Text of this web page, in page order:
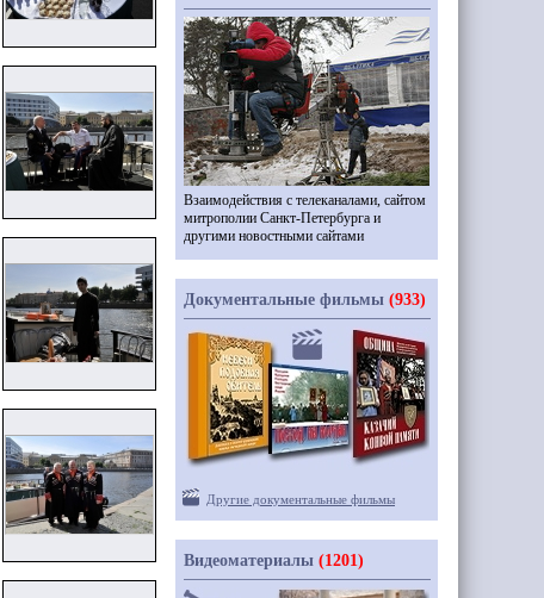
Взаимодействия с телеканалами, сайтом
митрополии Санкт-Петербурга и
другими новостными сайтами
Документальные фильмы (933)
Другие документальные фильмы
Видеоматериалы (1201)